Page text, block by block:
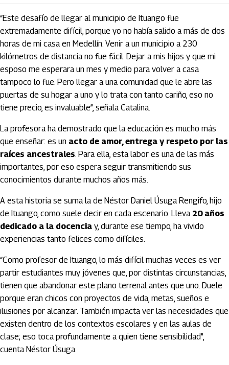
“Este desafío de llegar al municipio de Ituango fue
extremadamente difícil, porque yo no había salido a más de dos
horas de mi casa en Medellín. Venir a un municipio a 230
kilómetros de distancia no fue fácil. Dejar a mis hijos y que mi
esposo me esperara un mes y medio para volver a casa
tampoco lo fue. Pero llegar a una comunidad que le abre las
puertas de su hogar a uno y lo trata con tanto cariño, eso no
tiene precio, es invaluable”, señala Catalina.
La profesora ha demostrado que la educación es mucho más
que enseñar: es un acto de amor, entrega y respeto por las
raíces ancestrales. Para ella, esta labor es una de las más
importantes, por eso espera seguir transmitiendo sus
conocimientos durante muchos años más.
A esta historia se suma la de Néstor Daniel Úsuga Rengifo, hijo
de Ituango, como suele decir en cada escenario. Lleva 20 años
dedicado a la docencia y, durante ese tiempo, ha vivido
experiencias tanto felices como difíciles.
“Como profesor de Ituango, lo más difícil muchas veces es ver
partir estudiantes muy jóvenes que, por distintas circunstancias,
tienen que abandonar este plano terrenal antes que uno. Duele
porque eran chicos con proyectos de vida, metas, sueños e
ilusiones por alcanzar. También impacta ver las necesidades que
existen dentro de los contextos escolares y en las aulas de
clase; eso toca profundamente a quien tiene sensibilidad”,
cuenta Néstor Úsuga.